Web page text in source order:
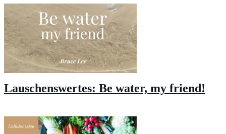
Lauschenswertes: Be water, my friend!